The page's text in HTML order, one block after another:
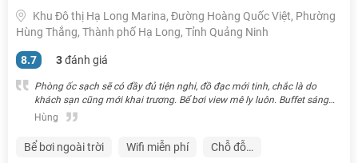
Khu Đô thị Hạ Long Marina, Đường Hoàng Quốc Việt, Phường
Hùng Thắng, Thành phố Hạ Long, Tỉnh Quảng Ninh
8.7 3đánh giá
Phòng ốc sạch sẽ có đầy đủ tiện nghi, đồ đạc mới tinh, chắc là do
khách sạn cũng mới khai trương. Bể bơi view mê ly luôn. Buffet sáng
ngon nhưng chắc do mình đi đúng mấy khai trương được vài hôm nên
Hùng
Bể bơi ngoài trời Wifi miễn phí Chỗ đỗ…